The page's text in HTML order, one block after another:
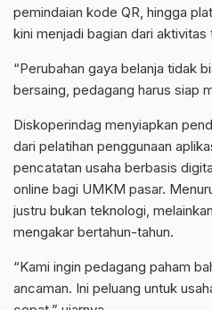
pemindaian kode QR, hingga
kini menjadi bagian dari
“Perubahan gaya belanja tidak
bersaing, pedagang harus siap
Diskoperindag menyiapkan
dari pelatihan penggunaan
pencatatan usaha berbasis
online bagi UMKM pasar.
justru bukan teknologi,
mengakar bertahun-tahun.
“Kami ingin pedagang paham
ancaman. Ini peluang untuk